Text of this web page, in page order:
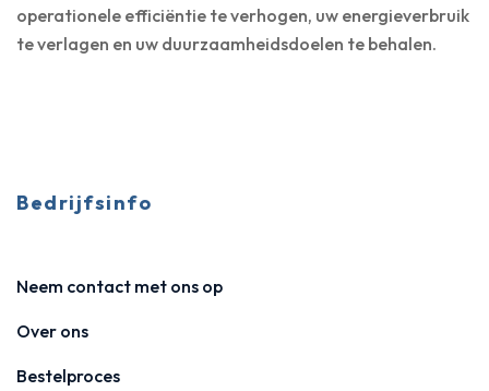
operationele efficiëntie te verhogen, uw energieverbruik
te verlagen en uw duurzaamheidsdoelen te behalen.
Bedrijfsinfo
Neem contact met ons op
Over ons
Bestelproces